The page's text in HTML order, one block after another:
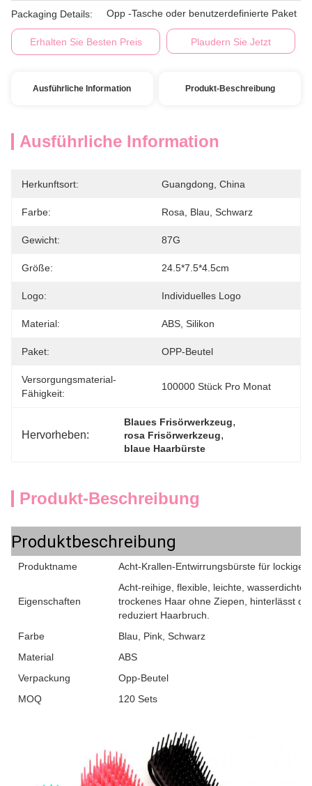
Packaging Details: Opp -Tasche oder benutzerdefinierte Paket
Erhalten Sie Besten Preis Plaudern Sie Jetzt
Ausführliche Information Produkt-Beschreibung
Ausführliche Information
Herkunftsort: Guangdong, China
Farbe: Rosa, Blau, Schwarz
Gewicht: 87G
Größe: 24.5*7.5*4.5cm
Logo: Individuelles Logo
Material: ABS, Silikon
Paket: OPP-Beutel
Versorgungsmaterial-
Fähigkeit:
100000 Stück Pro Monat
Hervorheben:
Blaues Frisörwerkzeug,
rosa Frisörwerkzeug,
blaue Haarbürste
Produkt-Beschreibung
Produktbeschreibung
Produktname Acht-Krallen-Entwirrungsbürste für
Eigenschaften
Acht-reihige, flexible, leichte, wasserdichte
trockenes Haar ohne Ziepen, hinterlässt
reduziert Haarbruch.
Farbe
Blau, Pink, Schwarz
Material
ABS
Verpackung
Opp-Beutel
MOQ
120 Sets